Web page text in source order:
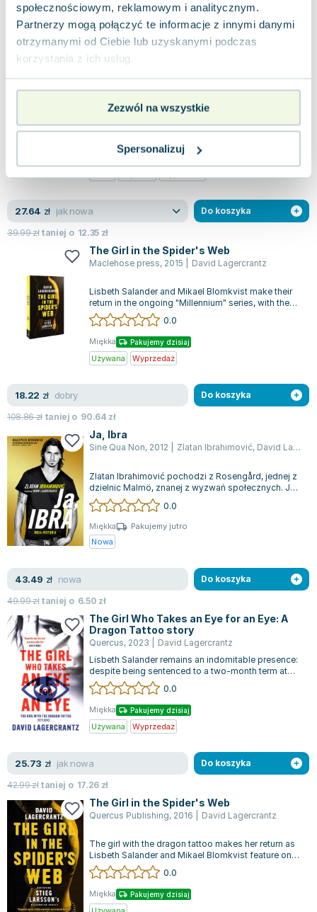
społecznościowym, reklamowym i analitycznym.
Partnerzy mogą połączyć te informacje z innymi danymi
otrzymanymi od Ciebie lub uzyskanymi podczas
korzystania z ich usług.
Zezwól na wszystkie
Spersonalizuj
7.07zł jak nowa
49.99zł taniej o42.92zł
Do koszyka
Człowiek, który wyszedł z mroku
Wielka Litera,2022| Szymon Bobrows,David Lagercrantz
Każdy skrywa swoje mroczne tajemnice, lecz nie
dochodzi do brutalnego pobicia sędzie...
0.0
Broszurowa Pakujemy dzisiaj
27.64 zł jak nowa
39.99złtaniej o 12.35 zł
Do koszyka
The Girl in the Spider's Web
Maclehose press, 2015 David Lagercrantz
Lisbeth Salander and Mikael Blomkvist make their
return in the ongoing "Millennium" series, with the
girl sporting the dragon tatt...
0.0
Miękka Pakujemy dzisiaj
Używana Wyprzedaż
18.22 zł dobry
108.86zł taniej o 90.64 zł
Do koszyka
Ja, Ibra
Sine Qua Non, 2012 Zlatan Ibrahimović, David Lagercrantz
Zlatan Ibrahimović pochodzi z Rosengård, jednej z
dzielnic Malmö, znanej z wyzwań społecznych. Już
jako młody chłopak musiał stawi...
0.0
Miękka
Pakujemy jutro
Nowa
43.49 zł nowa
49.99złtaniej o 6.50 zł
Do koszyka
The Girl Who Takes an Eye for an Eye: A
Dragon Tattoo story
Quercus, 2023
David Lagercrantz
Lisbeth Salander remains an indomitable presence:
despite being sentenced to a two-month term at
Flodberga women's prison for taki...
0.0
Miękka Pakujemy dzisiaj
Używana Wyprzedaż
25.73 zł jak nowa
42.99złtaniej o 17.26 zł
Do koszyka
The Girl in the Spider's Web
Quercus Publishing, 2016 David Lagercrantz
The girl with the dragon tattoo makes her return as
Lisbeth Salander and Mikael Blomkvist feature once
again in the top-selling se...
0.0
Miękka Pakujemy dzisiaj